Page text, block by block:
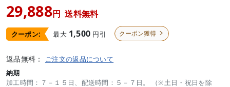
29,888円 送料無料
クーポン: 最大 1,500 円引 クーポン獲得 
返品無料： ご注文の返品について
納期
加工時間：７－１５日、配送時間：５－７日。 （※土日・祝日を除